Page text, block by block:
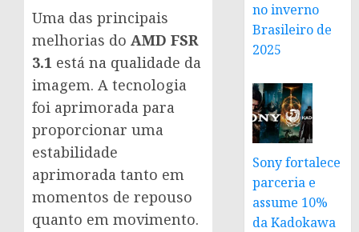
Uma das principais
melhorias do AMD FSR
3.1 está na qualidade da
imagem. A tecnologia
foi aprimorada para
proporcionar uma
estabilidade
aprimorada tanto em
momentos de repouso
quanto em movimento.
no inverno
Brasileiro de
2025
Sony fortalece
parceria e
assume 10%
da Kadokawa